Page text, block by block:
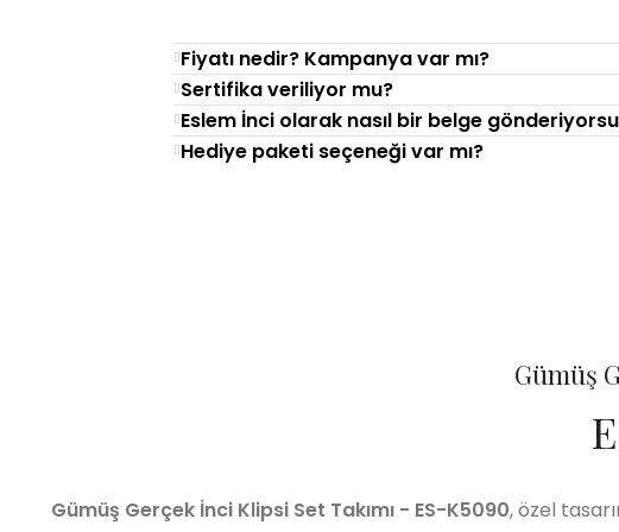
Fiyatı nedir? Kampanya var mı?
Sertifika veriliyor mu?
Eslem İnci olarak nasıl bir belge
Hediye paketi seçeneği var mı?
Gümüş
Gümüş Gerçek İnci Klipsi Set Takımı - ES-K5090, özel